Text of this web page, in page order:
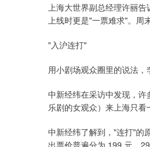
上海大世界副总经理许丽
上线时更是"一票难求"。周
"入沪连打"
用小剧场观众圈里的说法，
中新经纬在采访中发现，
乐剧的女观众）来上海只看
中新经纬了解到，"连打"的